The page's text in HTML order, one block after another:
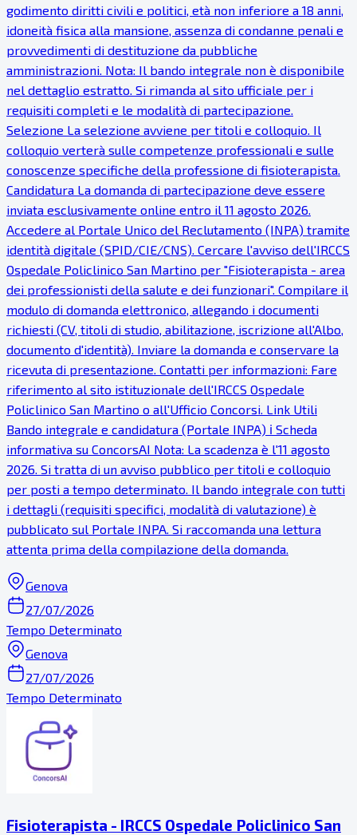
godimento diritti civili e politici, età non inferiore a 18 anni,
idoneità fisica alla mansione, assenza di condanne penali e
provvedimenti di destituzione da pubbliche
amministrazioni. Nota: Il bando integrale non è disponibile
nel dettaglio estratto. Si rimanda al sito ufficiale per i
requisiti completi e le modalità di partecipazione.
Selezione La selezione avviene per titoli e colloquio. Il
colloquio verterà sulle competenze professionali e sulle
conoscenze specifiche della professione di fisioterapista.
Candidatura La domanda di partecipazione deve essere
inviata esclusivamente online entro il 11 agosto 2026.
Accedere al Portale Unico del Reclutamento (INPA) tramite
identità digitale (SPID/CIE/CNS). Cercare l'avviso dell'IRCCS
Ospedale Policlinico San Martino per "Fisioterapista - area
dei professionisti della salute e dei funzionari". Compilare il
modulo di domanda elettronico, allegando i documenti
richiesti (CV, titoli di studio, abilitazione, iscrizione all'Albo,
documento d'identità). Inviare la domanda e conservare la
ricevuta di presentazione. Contatti per informazioni: Fare
riferimento al sito istituzionale dell'IRCCS Ospedale
Policlinico San Martino o all'Ufficio Concorsi. Link Utili
Bando integrale e candidatura (Portale INPA) ℹ Scheda
informativa su ConcorsAI Nota: La scadenza è l'11 agosto
2026. Si tratta di un avviso pubblico per titoli e colloquio
per posti a tempo determinato. Il bando integrale con tutti
i dettagli (requisiti specifici, modalità di valutazione) è
pubblicato sul Portale INPA. Si raccomanda una lettura
attenta prima della compilazione della domanda.
Genova
27/07/2026
Tempo Determinato
Genova
27/07/2026
Tempo Determinato
Fisioterapista - IRCCS Ospedale Policlinico San